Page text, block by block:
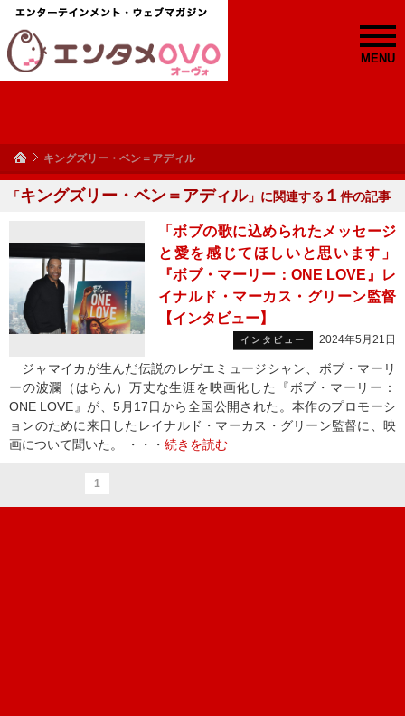
MENU
キングズリー・ベン＝アディル
「キングズリー・ベン＝アディル」に関連する １ 件の記事
「ボブの歌に込められたメッセージ
と愛を感じてほしいと思います」
『ボブ・マーリー：ONE LOVE』レ
イナルド・マーカス・グリーン監督
【インタビュー】
インタビュー 2024年5月21日
ジャマイカが生んだ伝説のレゲエミュージシャン、ボブ・マーリ
ーの波瀾（はらん）万丈な生涯を映画化した『ボブ・マーリー：
ONE LOVE』が、5月17日から全国公開された。本作のプロモーシ
ョンのために来日したレイナルド・マーカス・グリーン監督に、映
画について聞いた。 ・・・ 続きを読む
1